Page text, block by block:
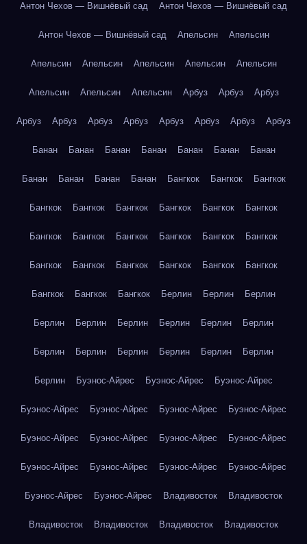
Антон Чехов — Вишнёвый сад Антон Чехов — Вишнёвый сад
Антон Чехов — Вишнёвый сад Апельсин Апельсин
Апельсин Апельсин Апельсин Апельсин Апельсин
Апельсин Апельсин Апельсин Арбуз Арбуз Арбуз
Арбуз Арбуз Арбуз Арбуз Арбуз Арбуз Арбуз Арбуз
Банан Банан Банан Банан Банан Банан Банан
Банан Банан Банан Банан Бангкок Бангкок Бангкок
Бангкок Бангкок Бангкок Бангкок Бангкок Бангкок
Бангкок Бангкок Бангкок Бангкок Бангкок Бангкок
Бангкок Бангкок Бангкок Бангкок Бангкок Бангкок
Бангкок Бангкок Бангкок Берлин Берлин Берлин
Берлин Берлин Берлин Берлин Берлин Берлин
Берлин Берлин Берлин Берлин Берлин Берлин
Берлин Буэнос-Айрес Буэнос-Айрес Буэнос-Айрес
Буэнос-Айрес Буэнос-Айрес Буэнос-Айрес Буэнос-Айрес
Буэнос-Айрес Буэнос-Айрес Буэнос-Айрес Буэнос-Айрес
Буэнос-Айрес Буэнос-Айрес Буэнос-Айрес Буэнос-Айрес
Буэнос-Айрес Буэнос-Айрес Владивосток Владивосток
Владивосток Владивосток Владивосток Владивосток